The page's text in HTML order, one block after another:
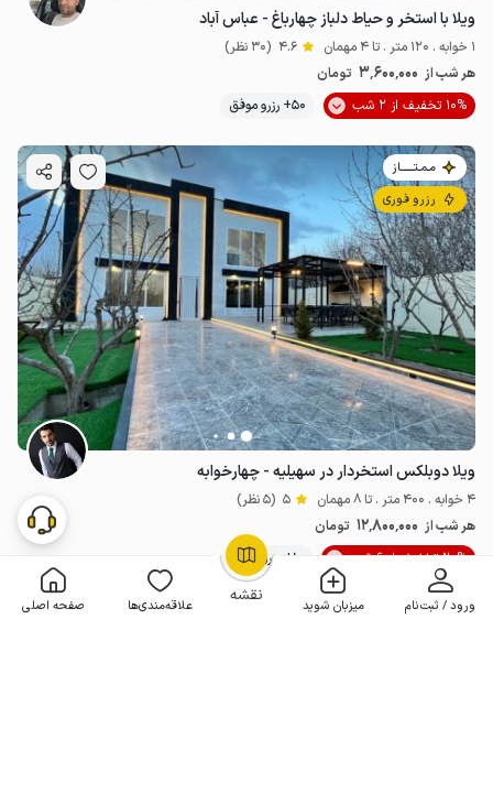
نقشه ورود / ثبت‌نام میزبان شوید علاقه‌مندی‌ها صفحه اصلی
OpenStreetMap
ویلا با استخر و حیاط دلباز چهارباغ - عباس آباد
1 خوابه . 120 متر . تا 4 مهمان 4.6 (30 نظر)
هر شب از 3٬600٬000 تومان
10% تخفیف از 2 شب
50+ رزرو موفق
مـمـتــــــاز
رزرو فوری
ویلا دوبلکس استخردار در سهیلیه - چهارخوابه
4 خوابه . 400 متر . تا 8 مهمان 5 (5 نظر)
هر شب از 12٬800٬000 تومان
20% تخفیف از 6 شب
10+ رزرو موفق